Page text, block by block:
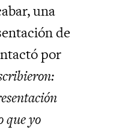
una
de
por
que yo